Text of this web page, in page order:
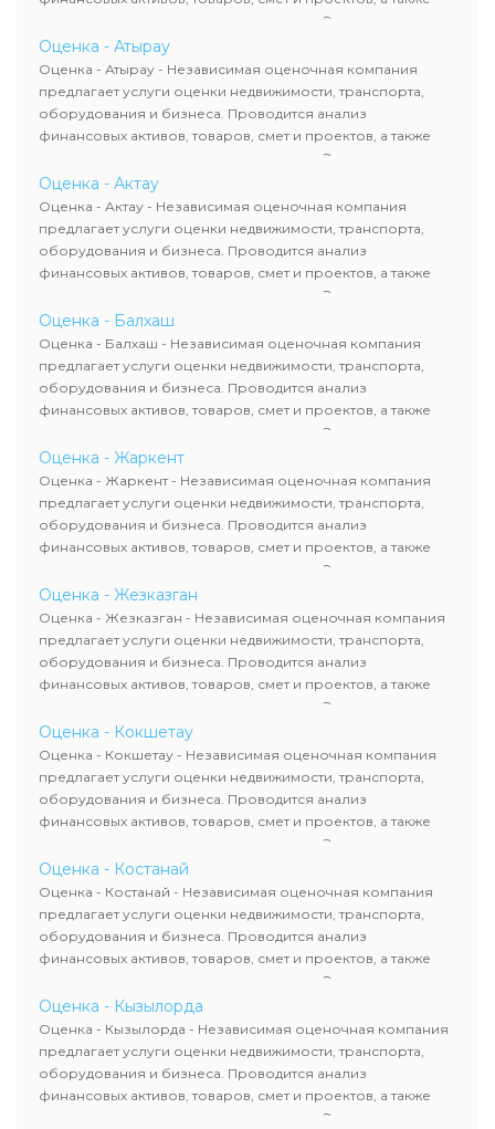
оценка животных и недропользования. Эксперты
определяют рыночную стоимость имущества и
рассчитывают ущерб. Все отчеты соответствуют
требованиям законодательства и используются для
сделок, кредитования и судебных процессов.
Оценка - Атырау
Оценка - Атырау - Независимая оценочная компания
предлагает услуги оценки недвижимости, транспорта,
оборудования и бизнеса. Проводится анализ
финансовых активов, товаров, смет и проектов, а также
оценка животных и недропользования. Эксперты
определяют рыночную стоимость имущества и
рассчитывают ущерб. Все отчеты соответствуют
требованиям законодательства и используются для
сделок, кредитования и судебных процессов.
Оценка - Актау
Оценка - Актау - Независимая оценочная компания
предлагает услуги оценки недвижимости, транспорта,
оборудования и бизнеса. Проводится анализ
финансовых активов, товаров, смет и проектов, а также
оценка животных и недропользования. Эксперты
определяют рыночную стоимость имущества и
рассчитывают ущерб. Все отчеты соответствуют
требованиям законодательства и используются для
сделок, кредитования и судебных процессов.
Оценка - Балхаш
Оценка - Балхаш - Независимая оценочная компания
предлагает услуги оценки недвижимости, транспорта,
оборудования и бизнеса. Проводится анализ
финансовых активов, товаров, смет и проектов, а также
оценка животных и недропользования. Эксперты
определяют рыночную стоимость имущества и
рассчитывают ущерб. Все отчеты соответствуют
требованиям законодательства и используются для
сделок, кредитования и судебных процессов.
Оценка - Жаркент
Оценка - Жаркент - Независимая оценочная компания
предлагает услуги оценки недвижимости, транспорта,
оборудования и бизнеса. Проводится анализ
финансовых активов, товаров, смет и проектов, а также
оценка животных и недропользования. Эксперты
определяют рыночную стоимость имущества и
рассчитывают ущерб. Все отчеты соответствуют
требованиям законодательства и используются для
сделок, кредитования и судебных процессов.
Оценка - Жезказган
Оценка - Жезказган - Независимая оценочная компания
предлагает услуги оценки недвижимости, транспорта,
оборудования и бизнеса. Проводится анализ
финансовых активов, товаров, смет и проектов, а также
оценка животных и недропользования. Эксперты
определяют рыночную стоимость имущества и
рассчитывают ущерб. Все отчеты соответствуют
требованиям законодательства и используются для
сделок, кредитования и судебных процессов.
Оценка - Кокшетау
Оценка - Кокшетау - Независимая оценочная компания
предлагает услуги оценки недвижимости, транспорта,
оборудования и бизнеса. Проводится анализ
финансовых активов, товаров, смет и проектов, а также
оценка животных и недропользования. Эксперты
определяют рыночную стоимость имущества и
рассчитывают ущерб. Все отчеты соответствуют
требованиям законодательства и используются для
сделок, кредитования и судебных процессов.
Оценка - Костанай
Оценка - Костанай - Независимая оценочная компания
предлагает услуги оценки недвижимости, транспорта,
оборудования и бизнеса. Проводится анализ
финансовых активов, товаров, смет и проектов, а также
оценка животных и недропользования. Эксперты
определяют рыночную стоимость имущества и
рассчитывают ущерб. Все отчеты соответствуют
требованиям законодательства и используются для
сделок, кредитования и судебных процессов.
Оценка - Кызылорда
Оценка - Кызылорда - Независимая оценочная компания
предлагает услуги оценки недвижимости, транспорта,
оборудования и бизнеса. Проводится анализ
финансовых активов, товаров, смет и проектов, а также
оценка животных и недропользования. Эксперты